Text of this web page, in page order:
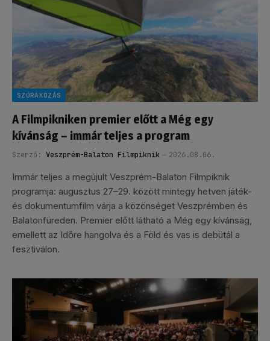
SZÓRAKOZÁS
A Filmpikniken premier előtt a Még egy
kívánság – immár teljes a program
Szerző: Veszprém-Balaton Filmpiknik 2026.08.06.
Immár teljes a megújult Veszprém-Balaton Filmpiknik
programja: augusztus 27–29. között mintegy hetven játék-
és dokumentumfilm várja a közönséget Veszprémben és
Balatonfüreden. Premier előtt látható a Még egy kívánság,
emellett az Időre hangolva és a Föld és vas is debütál a
fesztiválon.